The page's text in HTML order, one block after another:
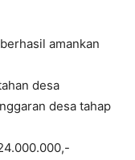
amankan
desa
desa tahap